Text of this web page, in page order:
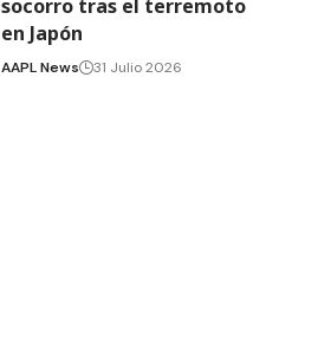
socorro tras el terremoto
en Japón
AAPL News 31 Julio 2026